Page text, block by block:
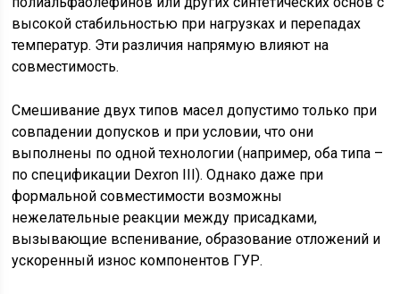
высокой стабильностью при нагрузках и перепадах
температур. Эти различия напрямую влияют на
совместимость.
Смешивание двух типов масел допустимо только при
совпадении допусков и при условии, что они
выполнены по одной технологии (например, оба типа –
по спецификации Dexron III). Однако даже при
формальной совместимости возможны
нежелательные реакции между присадками,
вызывающие вспенивание, образование отложений и
ускоренный износ компонентов ГУР.